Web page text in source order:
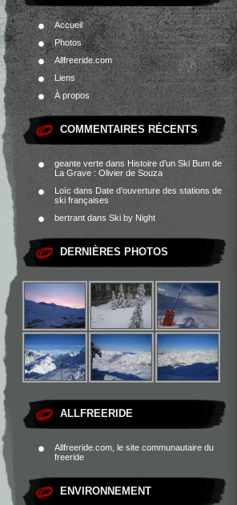
Accueil
Photos
Allfreeride.com
Liens
À propos
COMMENTAIRES RÉCENTS
geante verte dans Histoire d’un Ski Bum de
La Grave : Olivier de Souza
Loïc dans Date d’ouverture des stations de
ski françaises
bertrant dans Ski by Night
DERNIÈRES PHOTOS
ALLFREERIDE
Allfreeride.com, le site communautaire du
freeride
ENVIRONNEMENT